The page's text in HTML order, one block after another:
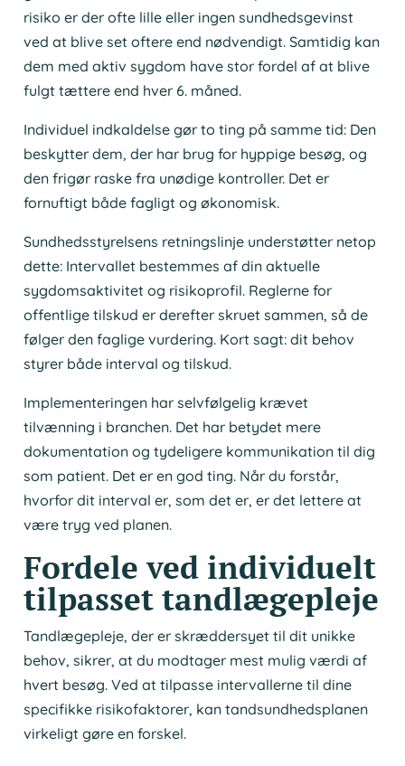
risiko er der ofte lille eller ingen sundhedsgevinst
ved at blive set oftere end nødvendigt. Samtidig kan
dem med aktiv sygdom have stor fordel af at blive
fulgt tættere end hver 6. måned.
Individuel indkaldelse gør to ting på samme tid: Den
beskytter dem, der har brug for hyppige besøg, og
den frigør raske fra unødige kontroller. Det er
fornuftigt både fagligt og økonomisk.
Sundhedsstyrelsens retningslinje understøtter netop
dette: Intervallet bestemmes af din aktuelle
sygdomsaktivitet og risikoprofil. Reglerne for
offentlige tilskud er derefter skruet sammen, så de
følger den faglige vurdering. Kort sagt: dit behov
styrer både interval og tilskud.
Implementeringen har selvfølgelig krævet
tilvænning i branchen. Det har betydet mere
dokumentation og tydeligere kommunikation til dig
som patient. Det er en god ting. Når du forstår,
hvorfor dit interval er, som det er, er det lettere at
være tryg ved planen.
Fordele ved individuelt
tilpasset tandlægepleje
Tandlægepleje, der er skræddersyet til dit unikke
behov, sikrer, at du modtager mest mulig værdi af
hvert besøg. Ved at tilpasse intervallerne til dine
specifikke risikofaktorer, kan tandsundhedsplanen
virkeligt gøre en forskel.